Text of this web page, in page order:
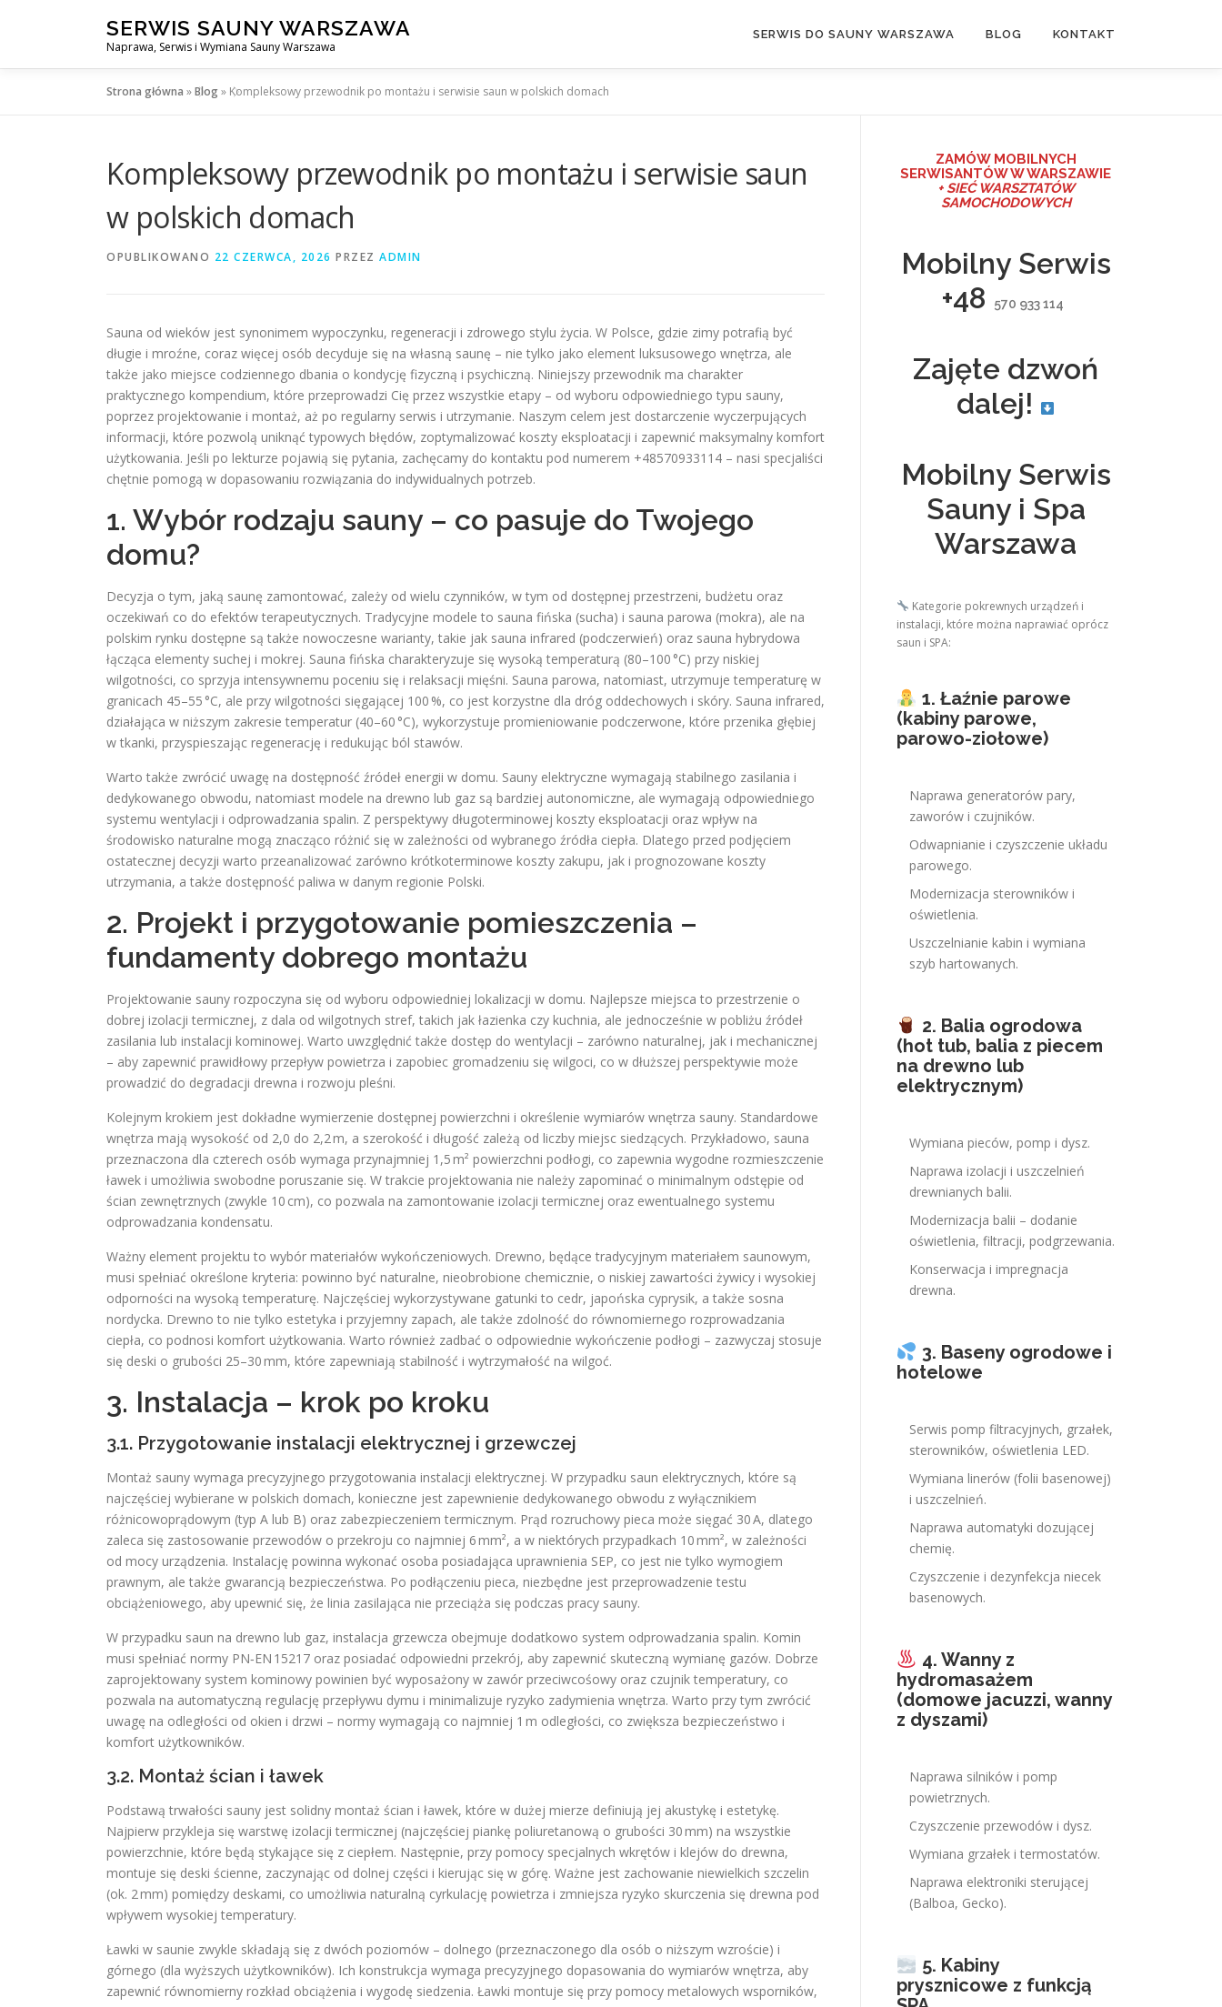
SERWIS SAUNY WARSZAWA
Naprawa, Serwis i Wymiana Sauny Warszawa
SERWIS DO SAUNY WARSZAWA BLOG KONTAKT
Strona główna »Blog» Kompleksowy przewodnik po montażu i serwisie saun w polskich domach
Kompleksowy przewodnik po montażu i serwisie saun
w polskich domach
OPUBLIKOWANO 22 CZERWCA, 2026 PRZEZ ADMIN
Sauna od wieków jest synonimem wypoczynku, regeneracji i zdrowego stylu życia. W Polsce, gdzie zimy potrafią być
długie i mroźne, coraz więcej osób decyduje się na własną saunę – nie tylko jako element luksusowego wnętrza, ale
także jako miejsce codziennego dbania o kondycję fizyczną i psychiczną. Niniejszy przewodnik ma charakter
praktycznego kompendium, które przeprowadzi Cię przez wszystkie etapy – od wyboru odpowiedniego typu sauny,
poprzez projektowanie i montaż, aż po regularny serwis i utrzymanie. Naszym celem jest dostarczenie wyczerpujących
informacji, które pozwolą uniknąć typowych błędów, zoptymalizować koszty eksploatacji i zapewnić maksymalny komfort
użytkowania. Jeśli po lekturze pojawią się pytania, zachęcamy do kontaktu pod numerem +48570933114 – nasi specjaliści
chętnie pomogą w dopasowaniu rozwiązania do indywidualnych potrzeb.
1. Wybór rodzaju sauny – co pasuje do Twojego
domu?
Decyzja o tym, jaką saunę zamontować, zależy od wielu czynników, w tym od dostępnej przestrzeni, budżetu oraz
oczekiwań co do efektów terapeutycznych. Tradycyjne modele to sauna fińska (sucha) i sauna parowa (mokra), ale na
polskim rynku dostępne są także nowoczesne warianty, takie jak sauna infrared (podczerwień) oraz sauna hybrydowa
łącząca elementy suchej i mokrej. Sauna fińska charakteryzuje się wysoką temperaturą (80–100 °C) przy niskiej
wilgotności, co sprzyja intensywnemu poceniu się i relaksacji mięśni. Sauna parowa, natomiast, utrzymuje temperaturę w
granicach 45–55 °C, ale przy wilgotności sięgającej 100 %, co jest korzystne dla dróg oddechowych i skóry. Sauna infrared,
działająca w niższym zakresie temperatur (40–60 °C), wykorzystuje promieniowanie podczerwone, które przenika głębiej
w tkanki, przyspieszając regenerację i redukując ból stawów.
Warto także zwrócić uwagę na dostępność źródeł energii w domu. Sauny elektryczne wymagają stabilnego zasilania i
dedykowanego obwodu, natomiast modele na drewno lub gaz są bardziej autonomiczne, ale wymagają odpowiedniego
systemu wentylacji i odprowadzania spalin. Z perspektywy długoterminowej koszty eksploatacji oraz wpływ na
środowisko naturalne mogą znacząco różnić się w zależności od wybranego źródła ciepła. Dlatego przed podjęciem
ostatecznej decyzji warto przeanalizować zarówno krótkoterminowe koszty zakupu, jak i prognozowane koszty
utrzymania, a także dostępność paliwa w danym regionie Polski.
2. Projekt i przygotowanie pomieszczenia –
fundamenty dobrego montażu
Projektowanie sauny rozpoczyna się od wyboru odpowiedniej lokalizacji w domu. Najlepsze miejsca to przestrzenie o
dobrej izolacji termicznej, z dala od wilgotnych stref, takich jak łazienka czy kuchnia, ale jednocześnie w pobliżu źródeł
zasilania lub instalacji kominowej. Warto uwzględnić także dostęp do wentylacji – zarówno naturalnej, jak i mechanicznej
– aby zapewnić prawidłowy przepływ powietrza i zapobiec gromadzeniu się wilgoci, co w dłuższej perspektywie może
prowadzić do degradacji drewna i rozwoju pleśni.
Kolejnym krokiem jest dokładne wymierzenie dostępnej powierzchni i określenie wymiarów wnętrza sauny. Standardowe
wnętrza mają wysokość od 2,0 do 2,2 m, a szerokość i długość zależą od liczby miejsc siedzących. Przykładowo, sauna
przeznaczona dla czterech osób wymaga przynajmniej 1,5 m² powierzchni podłogi, co zapewnia wygodne rozmieszczenie
ławek i umożliwia swobodne poruszanie się. W trakcie projektowania nie należy zapominać o minimalnym odstępie od
ścian zewnętrznych (zwykle 10 cm), co pozwala na zamontowanie izolacji termicznej oraz ewentualnego systemu
odprowadzania kondensatu.
Ważny element projektu to wybór materiałów wykończeniowych. Drewno, będące tradycyjnym materiałem saunowym,
musi spełniać określone kryteria: powinno być naturalne, nieobrobione chemicznie, o niskiej zawartości żywicy i wysokiej
odporności na wysoką temperaturę. Najczęściej wykorzystywane gatunki to cedr, japońska cyprysik, a także sosna
nordycka. Drewno to nie tylko estetyka i przyjemny zapach, ale także zdolność do równomiernego rozprowadzania
ciepła, co podnosi komfort użytkowania. Warto również zadbać o odpowiednie wykończenie podłogi – zazwyczaj stosuje
się deski o grubości 25–30 mm, które zapewniają stabilność i wytrzymałość na wilgoć.
3. Instalacja – krok po kroku
3.1. Przygotowanie instalacji elektrycznej i grzewczej
Montaż sauny wymaga precyzyjnego przygotowania instalacji elektrycznej. W przypadku saun elektrycznych, które są
najczęściej wybierane w polskich domach, konieczne jest zapewnienie dedykowanego obwodu z wyłącznikiem
różnicowoprądowym (typ A lub B) oraz zabezpieczeniem termicznym. Prąd rozruchowy pieca może sięgać 30 A, dlatego
zaleca się zastosowanie przewodów o przekroju co najmniej 6 mm², a w niektórych przypadkach 10 mm², w zależności
od mocy urządzenia. Instalację powinna wykonać osoba posiadająca uprawnienia SEP, co jest nie tylko wymogiem
prawnym, ale także gwarancją bezpieczeństwa. Po podłączeniu pieca, niezbędne jest przeprowadzenie testu
obciążeniowego, aby upewnić się, że linia zasilająca nie przeciąża się podczas pracy sauny.
W przypadku saun na drewno lub gaz, instalacja grzewcza obejmuje dodatkowo system odprowadzania spalin. Komin
musi spełniać normy PN‑EN 15217 oraz posiadać odpowiedni przekrój, aby zapewnić skuteczną wymianę gazów. Dobrze
zaprojektowany system kominowy powinien być wyposażony w zawór przeciwcośowy oraz czujnik temperatury, co
pozwala na automatyczną regulację przepływu dymu i minimalizuje ryzyko zadymienia wnętrza. Warto przy tym zwrócić
uwagę na odległości od okien i drzwi – normy wymagają co najmniej 1 m odległości, co zwiększa bezpieczeństwo i
komfort użytkowników.
3.2. Montaż ścian i ławek
Podstawą trwałości sauny jest solidny montaż ścian i ławek, które w dużej mierze definiują jej akustykę i estetykę.
Najpierw przykleja się warstwę izolacji termicznej (najczęściej piankę poliuretanową o grubości 30 mm) na wszystkie
powierzchnie, które będą stykające się z ciepłem. Następnie, przy pomocy specjalnych wkrętów i klejów do drewna,
montuje się deski ścienne, zaczynając od dolnej części i kierując się w górę. Ważne jest zachowanie niewielkich szczelin
(ok. 2 mm) pomiędzy deskami, co umożliwia naturalną cyrkulację powietrza i zmniejsza ryzyko skurczenia się drewna pod
wpływem wysokiej temperatury.
Ławki w saunie zwykle składają się z dwóch poziomów – dolnego (przeznaczonego dla osób o niższym wzroście) i
górnego (dla wyższych użytkowników). Ich konstrukcja wymaga precyzyjnego dopasowania do wymiarów wnętrza, aby
zapewnić równomierny rozkład obciążenia i wygodę siedzenia. Ławki montuje się przy pomocy metalowych wsporników,
ZAMÓW MOBILNYCH
SERWISANTÓW W WARSZAWIE
+ SIEĆ WARSZTATÓW
SAMOCHODOWYCH
Mobilny Serwis
+48
570 933 114
Zajęte dzwoń
dalej!
Mobilny Serwis
Sauny i Spa
Warszawa
Kategorie pokrewnych urządzeń i
instalacji, które można naprawiać oprócz
saun i SPA:
1. Łaźnie parowe
(kabiny parowe,
parowo-ziołowe)
Naprawa generatorów pary,
zaworów i czujników.
Odwapnianie i czyszczenie układu
parowego.
Modernizacja sterowników i
oświetlenia.
Uszczelnianie kabin i wymiana
szyb hartowanych.
2. Balia ogrodowa
(hot tub, balia z piecem
na drewno lub
elektrycznym)
Wymiana pieców, pomp i dysz.
Naprawa izolacji i uszczelnień
drewnianych balii.
Modernizacja balii – dodanie
oświetlenia, filtracji, podgrzewania.
Konserwacja i impregnacja
drewna.
3. Baseny ogrodowe i
hotelowe
Serwis pomp filtracyjnych, grzałek,
sterowników, oświetlenia LED.
Wymiana linerów (folii basenowej)
i uszczelnień.
Naprawa automatyki dozującej
chemię.
Czyszczenie i dezynfekcja niecek
basenowych.
4. Wanny z
hydromasażem
(domowe jacuzzi, wanny
z dyszami)
Naprawa silników i pomp
powietrznych.
Czyszczenie przewodów i dysz.
Wymiana grzałek i termostatów.
Naprawa elektroniki sterującej
(Balboa, Gecko).
5. Kabiny
prysznicowe z funkcją